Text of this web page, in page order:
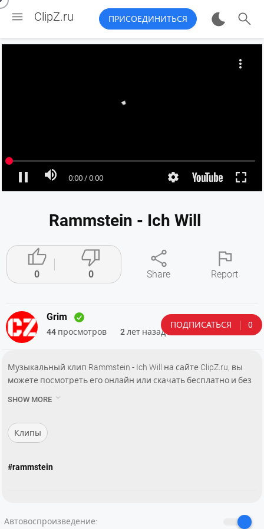
 ClipZ.ru ПРИСОЕДИНИТЬСЯ 
Rammstein - Ich Will

0

0

Share

Report
Grim
44 просмотров 2 лет назад
ПОДПИСАТЬСЯ 0
Музыкальный клип Rammstein - Ich Will на сайте ClipZ.ru, вы
можете посмотреть его онлайн или скачать бесплатно и без
Shoot: August 11th, 2001
Location: The former East German state council office at the
Director: Jörn Heitmann
Single: Ich Will
SHOW MORE 
Клипы
#rammstein
Автовоспроизведение: